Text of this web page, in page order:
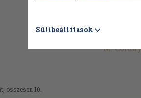
M.
összesen 10.
Sütibeállítások